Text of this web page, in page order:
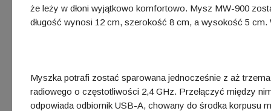
że leży w dłoni wyjątkowo komfortowo. Mysz MW-900
długość wynosi 12 cm, szerokość 8 cm, a wysokość 5 cm.
Myszka potrafi zostać sparowana jednocześnie z aż
radiowego o częstotliwości 2,4 GHz. Przełączyć między
odpowiada odbiornik USB-A, chowany do środka korpusu